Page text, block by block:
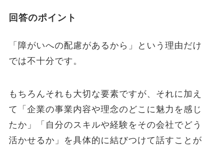
回答のポイント
「障がいへの配慮があるから」という理由だけ
では不十分です。
もちろんそれも大切な要素ですが、それに加え
て「企業の事業内容や理念のどこに魅力を感じ
たか」「自分のスキルや経験をその会社でどう
活かせるか」を具体的に結びつけて話すことが